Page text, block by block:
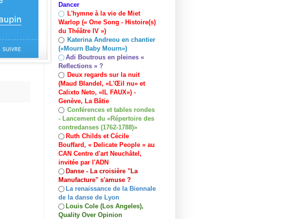
Dancer
◯ L'hymne à la vie de Miet
Warlop (« One Song - Histoire(s)
du Théâtre IV »)
◯ Katerina Andreou en chantier
(«Mourn Baby Mourn»)
◯ Adi Boutrous en pleines «
Reflections » ?
◯ Deux regards sur la nuit
(Maud Blandel, «L'Œil nu» et
Calixto Neto, «IL FAUX») -
Genève, La Bâtie
◯ Conférences et tables rondes
- Lancement du «Répertoire des
contredanses (1762-1788)»
◯ Ruth Childs et Cécile
Bouffard, « Delicate People » au
CAN Centre d'art Neuchâtel,
invitée par l'ADN
◯ Danse - La croisière "La
Manufacture" s'amuse ?
◯ La renaissance de la Biennale
de la danse de Lyon
◯ Louis Cole (Los Angeles),
Quality Over Opinion